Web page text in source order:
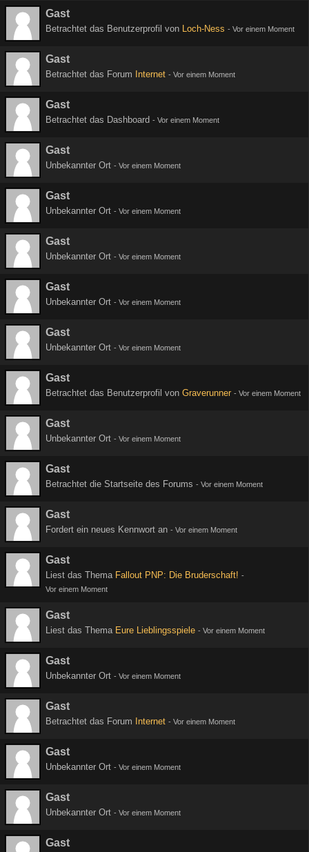
Gast
Betrachtet das Benutzerprofil von Loch-Ness - Vor einem Moment
Gast
Betrachtet das Forum Internet - Vor einem Moment
Gast
Betrachtet das Dashboard - Vor einem Moment
Gast
Unbekannter Ort - Vor einem Moment
Gast
Unbekannter Ort - Vor einem Moment
Gast
Unbekannter Ort - Vor einem Moment
Gast
Unbekannter Ort - Vor einem Moment
Gast
Unbekannter Ort - Vor einem Moment
Gast
Betrachtet das Benutzerprofil von Graverunner - Vor einem Moment
Gast
Unbekannter Ort - Vor einem Moment
Gast
Betrachtet die Startseite des Forums - Vor einem Moment
Gast
Fordert ein neues Kennwort an - Vor einem Moment
Gast
Liest das Thema Fallout PNP: Die Bruderschaft! -
Vor einem Moment
Gast
Liest das Thema Eure Lieblingsspiele - Vor einem Moment
Gast
Unbekannter Ort - Vor einem Moment
Gast
Betrachtet das Forum Internet - Vor einem Moment
Gast
Unbekannter Ort - Vor einem Moment
Gast
Unbekannter Ort - Vor einem Moment
Gast